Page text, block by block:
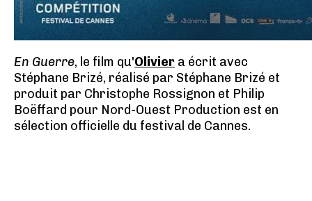
En Guerre, le film qu'Olivier a écrit avec
Stéphane Brizé, réalisé par Stéphane Brizé et
produit par Christophe Rossignon et Philip
Boëffard pour Nord-Ouest Production est en
sélection officielle du festival de Cannes.